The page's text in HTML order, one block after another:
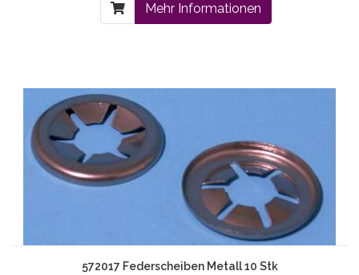
Mehr Informationen
572017 Federscheiben Metall 10 Stk